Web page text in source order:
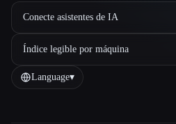
Conecte asistentes de IA
Índice legible por máquina
Language▾